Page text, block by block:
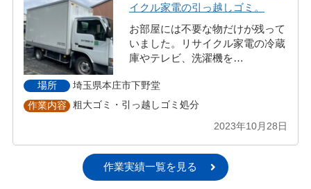
イクル家電の引っ越しゴミ。
お部屋には不要な物だけが残って
いました。リサイクル家電の冷蔵
庫やテレビ、洗濯機を…
場所
埼玉県本庄市下野堂
作業内容
粗大ゴミ・引っ越しゴミ処分
2023年10月28日
作業実績一覧を見る